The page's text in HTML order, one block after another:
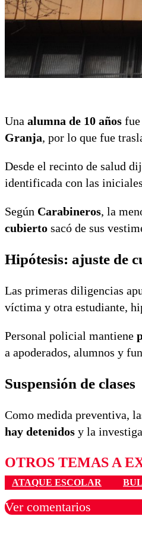
Una alumna de 10 años
Granja, por lo que fue
Desde el recinto de salud
identificada con las iniciales
Según Carabineros, la
cubierto sacó de sus
Hipótesis: ajuste de
Las primeras diligencias
víctima y otra estudiante,
Personal policial mantiene
a apoderados, alumnos y
Suspensión de clases
Como medida preventiva,
hay detenidos y la
OTROS TEMAS A
ATAQUE ESCOLAR
Ver comentarios